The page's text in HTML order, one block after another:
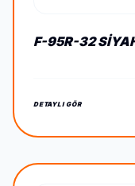
F-95R-32
DETAYLI GÖR